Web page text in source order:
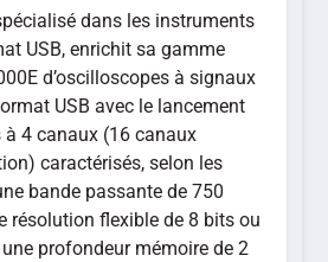
dans les instruments
USB, enrichit sa gamme
d’oscilloscopes à signaux
USB avec le lancement
à 4 canaux (16 canaux
caractérisés, selon les
bande passante de 750
résolution flexible de 8 bits ou
profondeur mémoire de 2